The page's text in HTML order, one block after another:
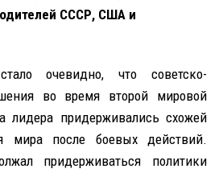
СССР, США и
очевидно, что советско-
во время второй мировой
придерживались схожей
мира после боевых действий.
придерживаться политики